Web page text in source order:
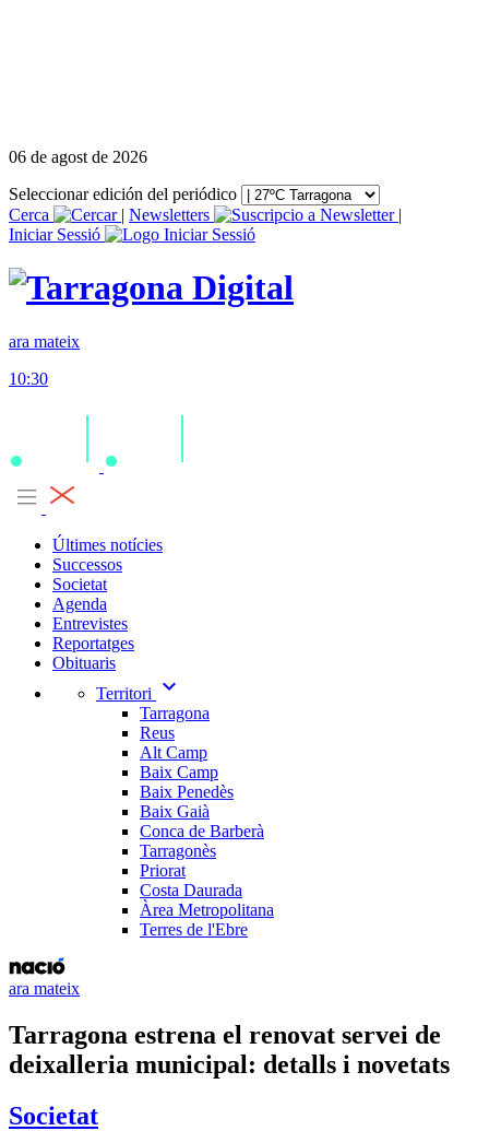
06 de agost de 2026
Seleccionar edición del periódico
Cerca
| Newsletters
|
Iniciar Sessió
ara mateix
10:30
Últimes notícies
Successos
Societat
Agenda
Entrevistes
Reportatges
Obituaris
Territori
expand_more
Tarragona
Reus
Alt Camp
Baix Camp
Baix Penedès
Baix Gaià
Conca de Barberà
Tarragonès
Priorat
Costa Daurada
Àrea Metropolitana
Terres de l'Ebre
ara mateix
Tarragona estrena el renovat servei de
deixalleria municipal: detalls i novetats
Societat